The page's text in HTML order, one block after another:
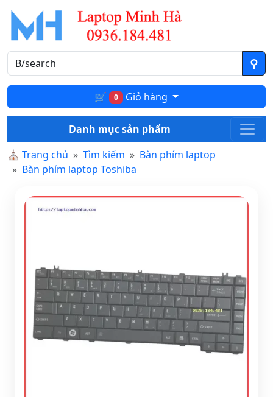
🛒 0 Giỏ hàng
Danh mục sản phẩm
⛪ Trang chủ Tìm kiếm
Bàn phím laptop
Bàn phím laptop Toshiba